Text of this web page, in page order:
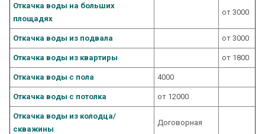
Откачка воды на больших
площадях
от 3000
Откачка воды из подвала от 3000
Откачка воды из квартиры от 1800
Откачка воды с пола 4000
Откачка воды с потолка от 12000
Откачка воды из колодца/
скважины
Договорная